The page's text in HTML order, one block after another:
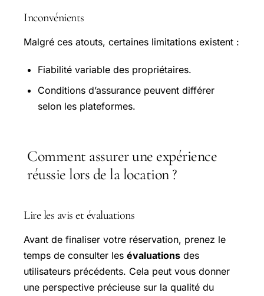
Inconvénients
Malgré ces atouts, certaines limitations existent :
Fiabilité variable des propriétaires.
Conditions d’assurance peuvent différer
selon les plateformes.
Comment assurer une expérience
réussie lors de la location ?
Lire les avis et évaluations
Avant de finaliser votre réservation, prenez le
temps de consulter les évaluations des
utilisateurs précédents. Cela peut vous donner
une perspective précieuse sur la qualité du